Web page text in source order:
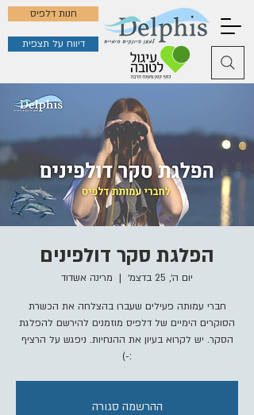
חנות דלפיס
דיווח על תצפית
הפלגת סקר דולפינים
יום ה׳, 25 בדצמ׳
  |
מרינה אשדוד
חברי עמותה פעילים שעברו בהצלחה את הכשרת
הסוקרים הימיים של דלפיס מוזמנים להירשם להפלגת
הסקר. יש לקרוא בעיון את ההנחיות. ניפגש על הרציף
:-)
ההרשמה סגורה